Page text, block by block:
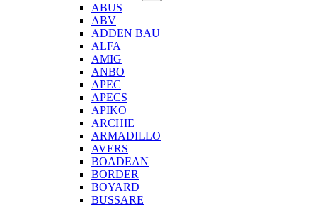
ABUS
ABV
ADDEN BAU
ALFA
AMIG
ANBO
APEC
APECS
APIKO
ARCHIE
ARMADILLO
AVERS
BOADEAN
BORDER
BOYARD
BUSSARE